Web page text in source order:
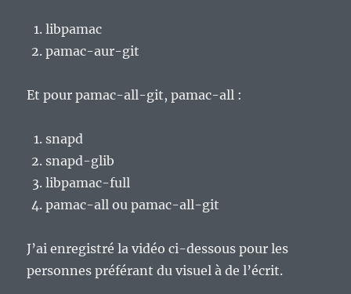
libpamac
pamac-aur-git
Et pour pamac-all-git, pamac-all :
snapd
snapd-glib
libpamac-full
pamac-all ou pamac-all-git
J’ai enregistré la vidéo ci-dessous pour les
personnes préférant du visuel à de l’écrit.